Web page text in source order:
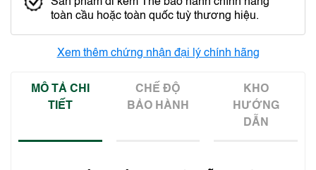
toàn cầu hoặc toàn quốc tuỳ thương hiệu.
Xem thêm chứng nhận đại lý chính hãng
MÔ TẢ CHI
TIẾT
CHẾ ĐỘ
BẢO HÀNH
KHO
HƯỚNG
DẪN